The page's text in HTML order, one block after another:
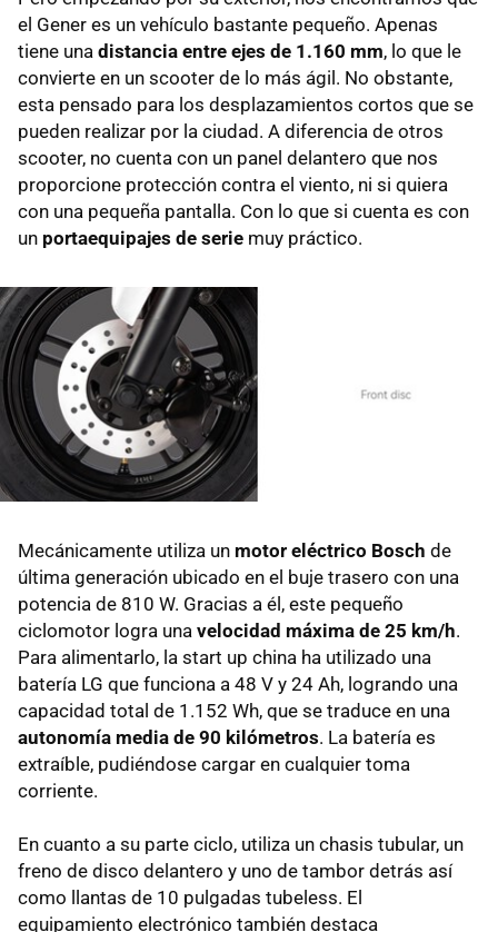
el Gener es un vehículo bastante pequeño. Apenas
tiene una distancia entre ejes de 1.160 mm, lo que le
convierte en un scooter de lo más ágil. No obstante,
esta pensado para los desplazamientos cortos que se
pueden realizar por la ciudad. A diferencia de otros
scooter, no cuenta con un panel delantero que nos
proporcione protección contra el viento, ni si quiera
con una pequeña pantalla. Con lo que si cuenta es con
un portaequipajes de serie muy práctico.
Mecánicamente utiliza un motor eléctrico Bosch de
última generación ubicado en el buje trasero con una
potencia de 810 W. Gracias a él, este pequeño
ciclomotor logra una velocidad máxima de 25 km/h.
Para alimentarlo, la start up china ha utilizado una
batería LG que funciona a 48 V y 24 Ah, logrando una
capacidad total de 1.152 Wh, que se traduce en una
autonomía media de 90 kilómetros. La batería es
extraíble, pudiéndose cargar en cualquier toma
corriente.
En cuanto a su parte ciclo, utiliza un chasis tubular, un
freno de disco delantero y uno de tambor detrás así
como llantas de 10 pulgadas tubeless. El
equipamiento electrónico también destaca